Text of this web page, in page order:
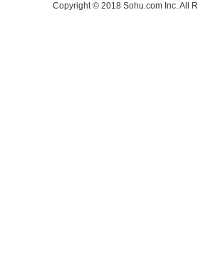
Copyright © 2018 Sohu.com Inc. All